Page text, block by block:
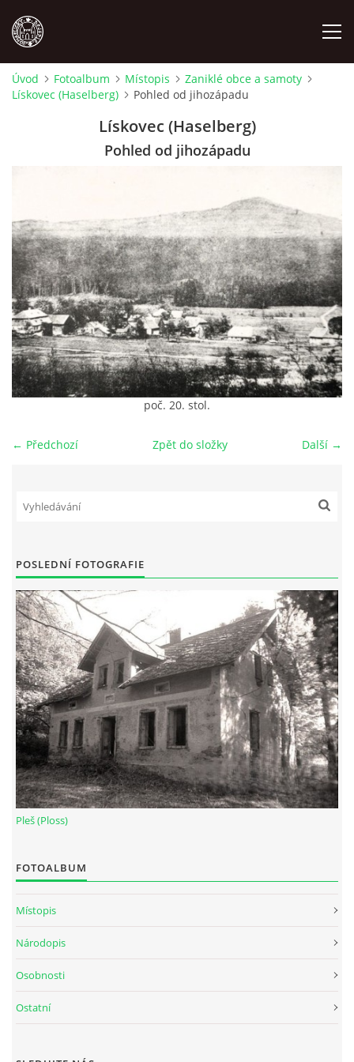
MÍSTOPIS
OSTATNÍ
ODKAZY
O NÁS
DŮL NA SLÍDU (NA KOLE)
Tento projekt je realizován za finanční podpory
města Domažlice.
© 2026 eStránky.cz |Aktualizováno: 17. 7. 2026|Nahoru ↑
Úvod Fotoalbum Místopis
Zaniklé obce a samoty
Lískovec (Haselberg)
Pohled od jihozápadu
Lískovec (Haselberg)
Pohled od jihozápadu
poč. 20. stol.
← Předchozí Další →
Zpět do složky
POSLEDNÍ FOTOGRAFIE
Pleš (Ploss)
FOTOALBUM
Místopis
Národopis
Osobnosti
Ostatní